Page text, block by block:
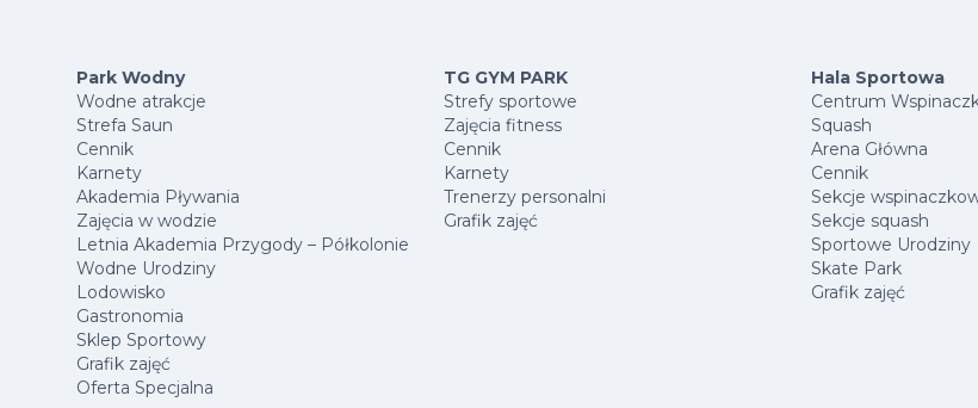
Park Wodny
Wodne atrakcje
Strefa Saun
Cennik
Karnety
Akademia Pływania
Zajęcia w wodzie
Letnia Akademia Przygody – Półkolonie
Wodne Urodziny
Lodowisko
Gastronomia
Sklep Sportowy
Grafik zajęć
Oferta Specjalna
TG GYM PARK
Strefy sportowe
Zajęcia fitness
Cennik
Karnety
Trenerzy personalni
Grafik zajęć
Hala Sportowa
Centrum
Squash
Arena Główna
Cennik
Sekcje
Sekcje squash
Sportowe Urodziny
Skate Park
Grafik zajęć